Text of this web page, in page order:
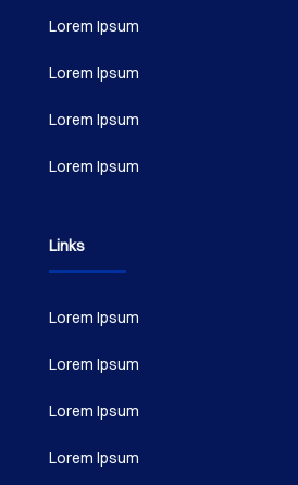
Lorem Ipsum
Lorem Ipsum
Lorem Ipsum
Lorem Ipsum
Links
Lorem Ipsum
Lorem Ipsum
Lorem Ipsum
Lorem Ipsum